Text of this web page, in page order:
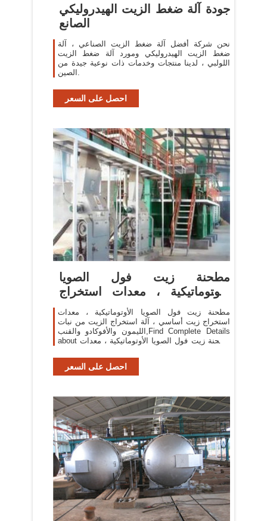
جودة آلة ضغط الزيت الهيدروليكي
الصانع
نحن شركة أفضل آلة ضغط الزيت الصناعي ، آلة
ضغط الزيت الهيدروليكي ومورد آلة ضغط الزيت
اللولبي ، لدينا منتجات وخدمات ذات نوعية جيدة من
الصين.
احصل على السعر
مطحنة زيت فول الصويا
الأوتوماتيكية ، معدات استخراج
زيت
مطحنة زيت فول الصويا الأوتوماتيكية ، معدات
استخراج زيت أساسي ، آلة استخراج الزيت من نبات
الليمون والأفوكادو والقنب,Find Complete Details
about مطحنة زيت فول الصويا الأوتوماتيكية ، معدات
احصل على السعر